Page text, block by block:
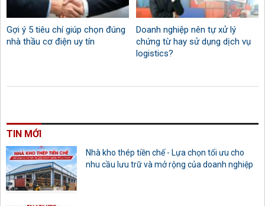
Gợi ý 5 tiêu chí giúp chọn đúng
nhà thầu cơ điện uy tín
Doanh nghiệp nên tự xử lý
chứng từ hay sử dụng dịch vụ
logistics?
TIN MỚI
Nhà kho thép tiền chế - Lựa chọn tối ưu cho
nhu cầu lưu trữ và mở rộng của doanh nghiệp